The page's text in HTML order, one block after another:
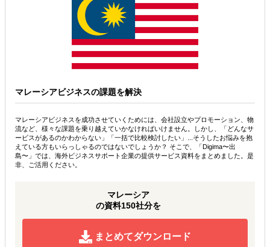
マレーシアビジネスの課題を解決
マレーシアビジネスを成功させていくためには、会社設立やプロモーション、物
流など、様々な課題を乗り越えていかなければいけません。しかし、「どんなサ
ービスがあるのかわからない」「一括で比較検討したい」...そうしたお悩みを抱
えている方もいらっしゃるのではないでしょうか？ そこで、「Digima〜出
島〜」では、海外ビジネスサポート企業の提供サービス資料をまとめました。是
非、ご活用ください。
マレーシア
の資料150社分を
まとめてダウンロード